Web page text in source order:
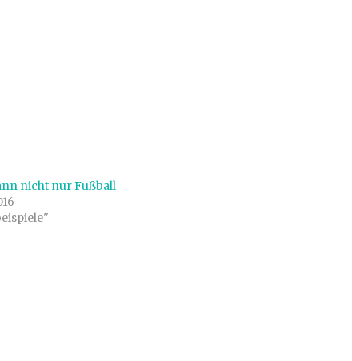
nicht nur Fußball